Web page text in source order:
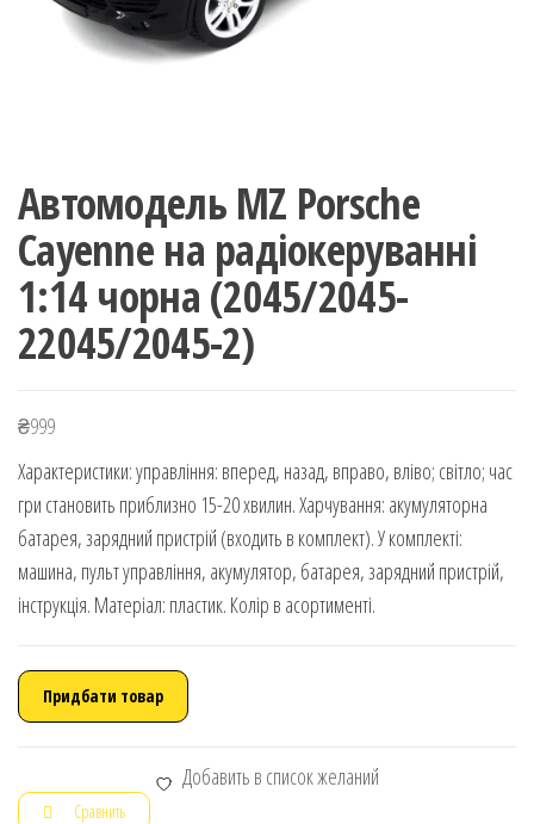
Автомодель MZ Porsche
Cayenne на радіокеруванні
1:14 чорна (2045/2045-
22045/2045-2)
₴999
Характеристики: управління: вперед, назад, вправо, вліво; світло; час
гри становить приблизно 15-20 хвилин. Харчування: акумуляторна
батарея, зарядний пристрій (входить в комплект). У комплекті:
машина, пульт управління, акумулятор, батарея, зарядний пристрій,
інструкція. Матеріал: пластик. Колір в асортименті.
Придбати товар
Добавить в список желаний
Сравнить